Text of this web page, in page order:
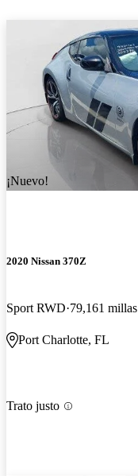
¡Nuevo!
2020 Nissan 370Z
Sport RWD 79,161 millas
Port Charlotte, FL
Trato justo